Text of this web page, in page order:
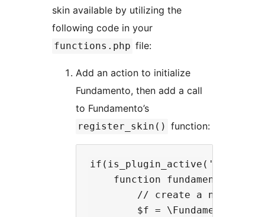
skin available by utilizing the
following code in your
functions.php file:
Add an action to initialize
Fundamento, then add a call
to Fundamento’s
register_skin() function:
function
// create a new
$f =